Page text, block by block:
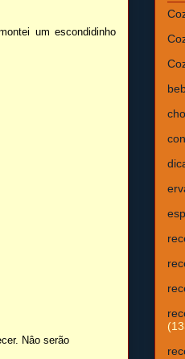
um escondidinho
Nâo serão